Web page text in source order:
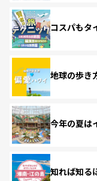
コスパもタ
地球の歩き
今年の夏は
知れば知る